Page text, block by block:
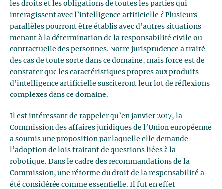
les droits et les obligations de toutes les parties qui
interagissent avec l’intelligence artificielle ? Plusieurs
parallèles pourront être établis avec d’autres situations
menant à la détermination de la responsabilité civile ou
contractuelle des personnes. Notre jurisprudence a traité
des cas de toute sorte dans ce domaine, mais force est de
constater que les caractéristiques propres aux produits
d’intelligence artificielle susciteront leur lot de réflexions
complexes dans ce domaine.
Il est intéressant de rappeler qu’en janvier 2017, la
Commission des affaires juridiques de l’Union européenne
a soumis une proposition par laquelle elle demande
l’adoption de lois traitant de questions liées à la
robotique. Dans le cadre des recommandations de la
Commission, une réforme du droit de la responsabilité a
été considérée comme essentielle. Il fut en effet